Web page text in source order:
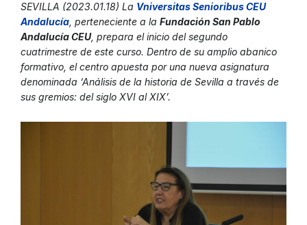
SEVILLA (2023.01.18) La Vniversitas Senioribus CEU
Andalucía , perteneciente a la Fundación San Pablo
Andalucía CEU, prepara el inicio del segundo
cuatrimestre de este curso. Dentro de su amplio abanico
formativo, el centro apuesta por una nueva asignatura
denominada ‘Análisis de la historia de Sevilla a través de
sus gremios: del siglo XVI al XIX’.